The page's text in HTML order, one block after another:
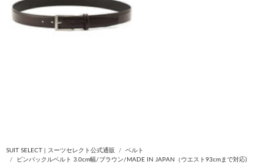
SUIT SELECT | スーツセレクト公式通販
ベルト
ピンバックルベルト 3.0cm幅/ブラウン/MADE IN JAPAN（ウエスト93cmまで対応)